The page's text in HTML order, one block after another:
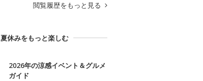
閲覧履歴をもっと見る
夏休みをもっと楽しむ
2026年の涼感イベント＆グルメ
ガイド